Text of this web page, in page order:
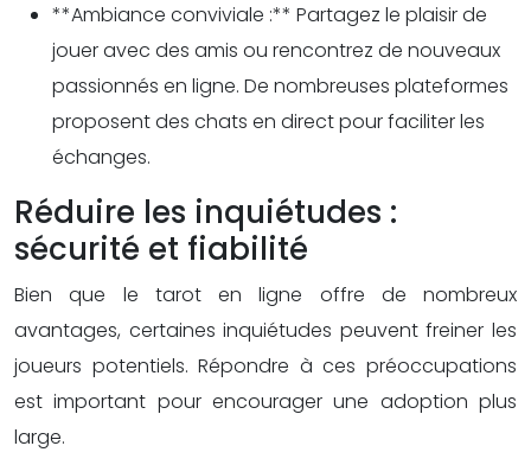
**Ambiance conviviale :** Partagez le plaisir de
jouer avec des amis ou rencontrez de nouveaux
passionnés en ligne. De nombreuses plateformes
proposent des chats en direct pour faciliter les
échanges.
Réduire les inquiétudes :
sécurité et fiabilité
Bien que le tarot en ligne offre de nombreux
avantages, certaines inquiétudes peuvent freiner les
joueurs potentiels. Répondre à ces préoccupations
est important pour encourager une adoption plus
large.